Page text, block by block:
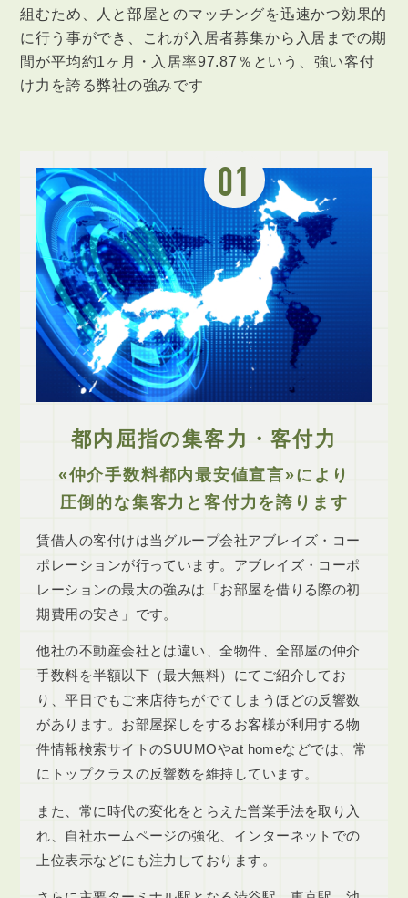
組むため、人と部屋とのマッチングを迅速かつ効果的
に行う事ができ、これが入居者募集から入居までの期
間が平均約1ヶ月・入居率97.87％という、強い客付
け力を誇る弊社の強みです
01
都内屈指の集客力・客付力
«仲介手数料都内最安値宣言»により
圧倒的な集客力と客付力を誇ります
賃借人の客付けは当グループ会社アブレイズ・コー
ポレーションが行っています。アブレイズ・コーポ
レーションの最大の強みは「お部屋を借りる際の初
期費用の安さ」です。
他社の不動産会社とは違い、全物件、全部屋の仲介
手数料を半額以下（最大無料）にてご紹介してお
り、平日でもご来店待ちがでてしまうほどの反響数
があります。お部屋探しをするお客様が利用する物
件情報検索サイトのSUUMOやat homeなどでは、常
にトップクラスの反響数を維持しています。
また、常に時代の変化をとらえた営業手法を取り入
れ、自社ホームページの強化、インターネットでの
上位表示などにも注力しております。